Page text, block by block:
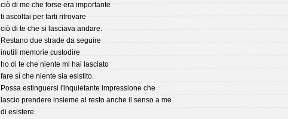
ciò di me che forse era importante
ti ascoltai per farti ritrovare
ciò di te che si lasciava andare.
Restano due strade da seguire
inutili memorie custodire
ho di te che niente mi hai lasciato
fare sì che niente sia esistito.
Possa estinguersi l'inquietante impressione che
lascio prendere insieme al resto anche il senso a me
di esistere.